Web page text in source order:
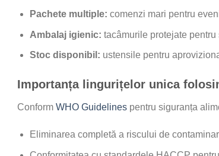
Pachete multiple: comenzi mari pentru
Ambalaj igienic: tacâmurile protejate
Stoc disponibil: ustensile pentru
Importanța lingurițelor unica
Conform WHO Guidelines pentru siguranța
Eliminarea completă a riscului de